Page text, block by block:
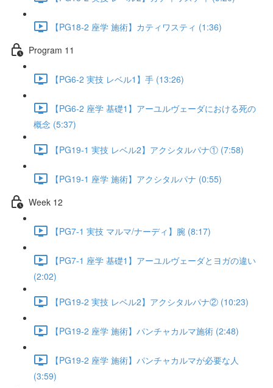
【PG18-2 座学 施術】カティワスティ (1:36)
Program 11
【PG6-2 実技 レベル1】手 (13:26)
【PG6-2 座学 基礎1】アーユルヴェーダにおける死の
概念 (5:37)
【PG19-1 実技 レベル2】アクシタルパナ① (7:58)
【PG19-1 座学 施術】アクシタルパナ (0:55)
Week 12
【PG7-1 実技 マルマ/ナーディ】腕 (8:17)
【PG7-1 座学 基礎1】アーユルヴェーダとヨガの違い
(2:02)
【PG19-2 実技 レベル2】アクシタルパナ② (10:23)
【PG19-2 座学 施術】パンチャカルマ施術 (2:48)
【PG19-2 座学 施術】パンチャカルマが必要な人
(3:59)